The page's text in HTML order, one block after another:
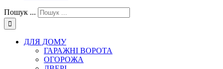
Пошук ...
ДЛЯ ДОМУ
ГАРАЖНІ ВОРОТА
ОГОРОЖА